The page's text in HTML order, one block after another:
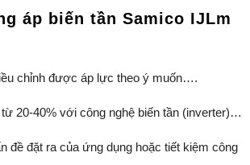
áp biến tần Samico IJLm
chỉnh được áp lực theo ý muốn….
20-40% với công nghệ biến tần (inverter)…
đề đặt ra của ứng dụng hoặc tiết kiệm công